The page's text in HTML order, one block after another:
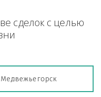
сделок с целью